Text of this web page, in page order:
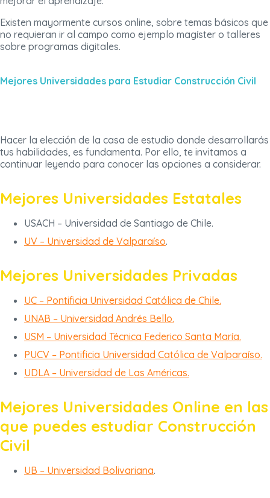
Existen mayormente cursos online, sobre temas básicos que
no requieran ir al campo como ejemplo magíster o talleres
sobre programas digitales.
Mejores Universidades para Estudiar Construcción Civil
Hacer la elección de la casa de estudio donde desarrollarás
tus habilidades, es fundamenta. Por ello, te invitamos a
continuar leyendo para conocer las opciones a considerar.
Mejores Universidades Estatales
USACH – Universidad de Santiago de Chile.
UV – Universidad de Valparaíso.
Mejores Universidades Privadas
UC – Pontificia Universidad Católica de Chile.
UNAB – Universidad Andrés Bello.
USM – Universidad Técnica Federico Santa María.
PUCV – Pontificia Universidad Católica de Valparaíso.
UDLA – Universidad de Las Américas.
Mejores Universidades Online en las
que puedes estudiar Construcción
Civil
UB – Universidad Bolivariana.